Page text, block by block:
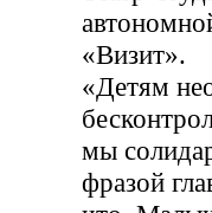
«Визит».
«Детям
мы
фразой